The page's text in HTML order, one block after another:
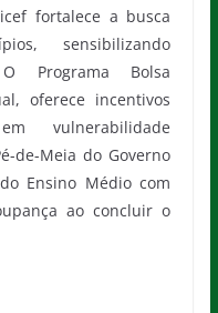
fortalece a busca
sensibilizando
Programa Bolsa
oferece incentivos
vulnerabilidade
de-Meia do Governo
Ensino Médio com
ao concluir o